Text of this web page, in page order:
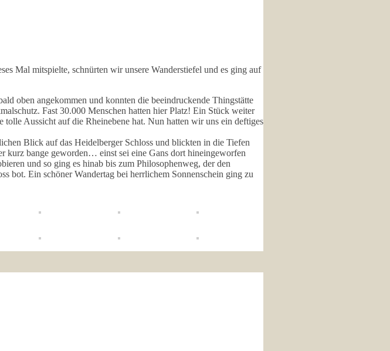
Mal mitspielte, schnürten wir unsere Wanderstiefel und es ging auf
oben angekommen und konnten die beeindruckende Thingstätte
Fast 30.000 Menschen hatten hier Platz! Ein Stück weiter
Aussicht auf die Rheinebene hat. Nun hatten wir uns ein deftiges
Blick auf das Heidelberger Schloss und blickten in die Tiefen
kurz bange geworden… einst sei eine Gans dort hineingeworfen
und so ging es hinab bis zum Philosophenweg, der den
bot. Ein schöner Wandertag bei herrlichem Sonnenschein ging zu